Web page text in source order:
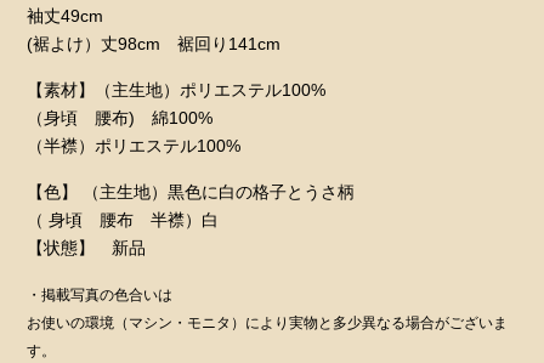
袖丈49cm
(裾よけ）丈98cm 裾回り141cm
【素材】（主生地）ポリエステル100%
（身頃 腰布) 綿100%
（半襟）ポリエステル100%
【色】 （主生地）黒色に白の格子とうさ柄
（ 身頃 腰布 半襟）白
【状態】 新品
・掲載写真の色合いは
お使いの環境（マシン・モニタ）により実物と多少異なる場合がございま
す。